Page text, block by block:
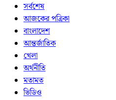
সর্বশেষ
আজকের পত্রিকা
বাংলাদেশ
আন্তর্জাতিক
খেলা
অর্থনীতি
মতামত
ভিডিও